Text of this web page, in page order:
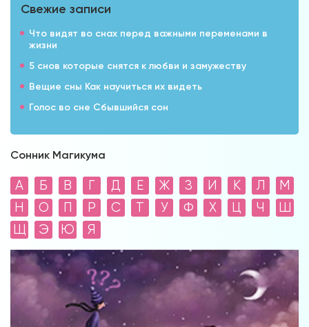
Свежие записи
Что видят во снах перед важными переменами в
жизни
5 снов которые снятся к любви и замужеству
Вещие сны Как научиться их видеть
Голос во сне Сбывшийся сон
Сонник Магикума
А Б В Г Д Е Ж З И К Л
М
Н
О П Р С Т У Ф Х Ц Ч
Ш
Щ
Э Ю Я